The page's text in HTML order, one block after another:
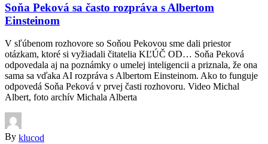
Soňa Peková sa často rozpráva s Albertom
Einsteinom
V sľúbenom rozhovore so Soňou Pekovou sme dali priestor
otázkam, ktoré si vyžiadali čitatelia KĽÚČ OD… Soňa Peková
odpovedala aj na poznámky o umelej inteligencii a priznala, že ona
sama sa vďaka AI rozpráva s Albertom Einsteinom. Ako to funguje
odpovedá Soňa Peková v prvej časti rozhovoru. Video Michal
Albert, foto archív Michala Alberta
By klucod